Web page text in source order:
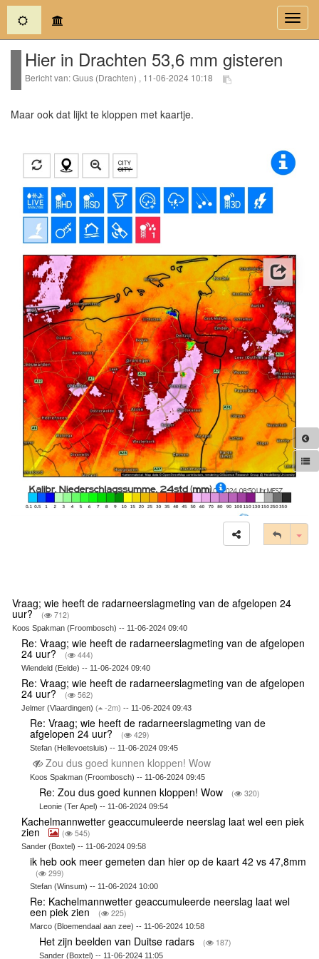
(current)
Hier in Drachten 53,6 mm gisteren
Bericht van: Guus (Drachten) , 11-06-2024 10:18
Maar ook dat lijkt te kloppen met kaartje.
Vraag; wie heeft de radarneerslagmeting van de afgelopen 24
uur? ( 712)
Koos Spakman (Froombosch) -- 11-06-2024 09:40
Re: Vraag; wie heeft de radarneerslagmeting van de afgelopen
24 uur? ( 444)
Wiendeld (Eelde) -- 11-06-2024 09:40
Re: Vraag; wie heeft de radarneerslagmeting van de afgelopen
24 uur? ( 562)
Jelmer (Vlaardingen) ( -2m) -- 11-06-2024 09:43
Re: Vraag; wie heeft de radarneerslagmeting van de
afgelopen 24 uur? ( 429)
Stefan (Hellevoetsluis) -- 11-06-2024 09:45
Zou dus goed kunnen kloppen! Wow
Koos Spakman (Froombosch) -- 11-06-2024 09:45
Re: Zou dus goed kunnen kloppen! Wow ( 320)
Leonie (Ter Apel) -- 11-06-2024 09:54
Kachelmannwetter geaccumuleerde neerslag laat wel een piek
zien ( 545)
Sander (Boxtel) -- 11-06-2024 09:58
ik heb ook meer gemeten dan hier op de kaart 42 vs 47,8mm
( 299)
Stefan (Winsum) -- 11-06-2024 10:00
Re: Kachelmannwetter geaccumuleerde neerslag laat wel
een piek zien ( 225)
Marco (Bloemendaal aan zee) -- 11-06-2024 10:58
Het zijn beelden van Duitse radars ( 187)
Sander (Boxtel) -- 11-06-2024 11:05